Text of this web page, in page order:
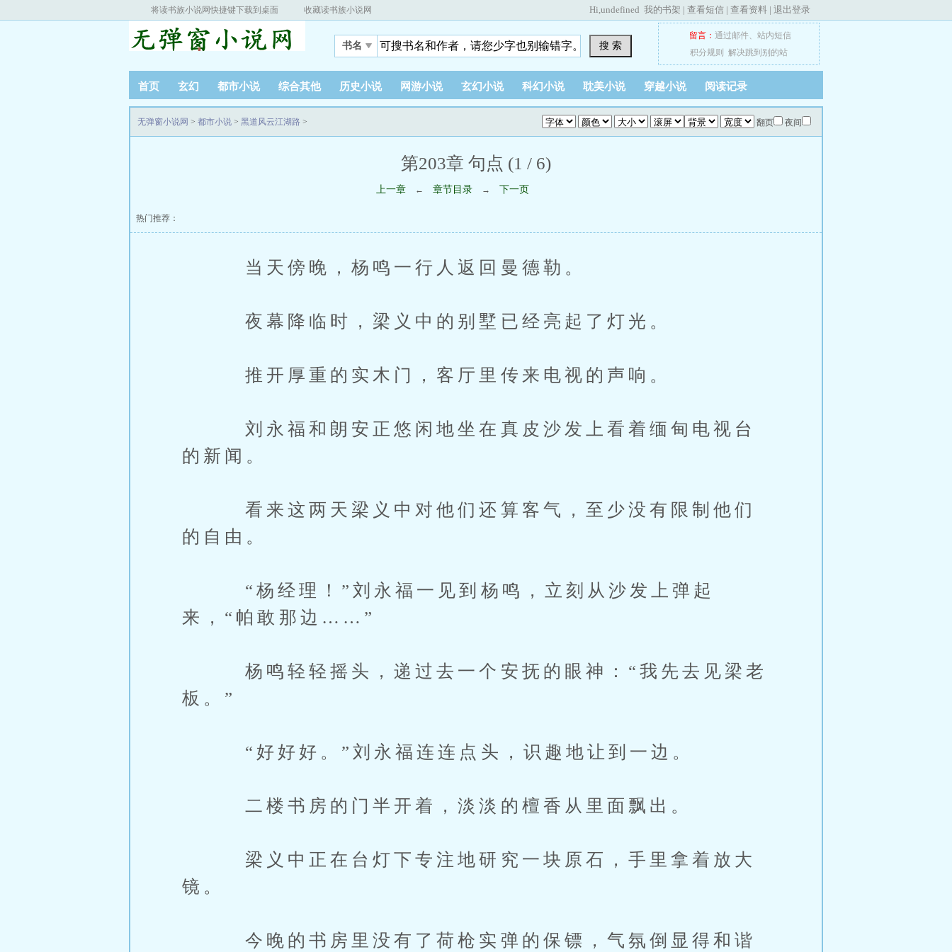
将读书族小说网快捷键下载到桌面 收藏读书族小说网 Hi,undefined 我的书架 | 查看短信 | 查看资料 | 退出登录
书名 搜 索
留言： 通过邮件、 站内短信
积分规则
解决跳到别的站
首页 玄幻 都市小说 综合其他 历史小说 网游小说 玄幻小说 科幻小说 耽美小说 穿越小说 阅读记录
翻页 夜间
无弹窗小说网 > 都市小说 > 黑道风云江湖路 >
第203章 句点 (1 / 6)
上一章 ← 章节目录 → 下一页
热门推荐：
当天傍晚，杨鸣一行人返回曼德勒。
夜幕降临时，梁义中的别墅已经亮起了灯光。
推开厚重的实木门，客厅里传来电视的声响。
刘永福和朗安正悠闲地坐在真皮沙发上看着缅甸电视台
的新闻。
看来这两天梁义中对他们还算客气，至少没有限制他们
的自由。
“杨经理！”刘永福一见到杨鸣，立刻从沙发上弹起
来，“帕敢那边……”
杨鸣轻轻摇头，递过去一个安抚的眼神：“我先去见梁老
板。”
“好好好。”刘永福连连点头，识趣地让到一边。
二楼书房的门半开着，淡淡的檀香从里面飘出。
梁义中正在台灯下专注地研究一块原石，手里拿着放大
镜。
今晚的书房里没有了荷枪实弹的保镖，气氛倒显得和谐